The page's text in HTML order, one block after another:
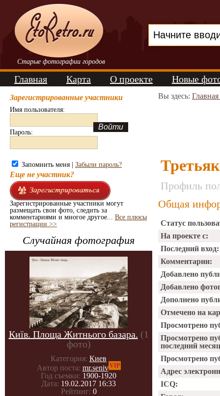
Старые фотографии городов
Главная Карта О проекте Новые
Зарегистрированные участники
Имя пользователя:
Пароль:
Запомнить меня | Забыли пароль?
Еще не участник?
Зарегистрированные участники могут
размещать свои фото, следить за
комментариями и многое другое... Все плюсы
регистрации >>
Случайная фотография
Київ. Площа Житнього базара. (1
фото)
Категория: Киев
Автор поста: mr.senivVIP
Год съемки: 1900-1920
Дата: 19.02.2017 16:33
Рейтинг: 0
Вы здесь:
Профиль
Общая
Статус
На проекте с:
Последний вход:
Комментарии:
Добавлено
Добавлено
Дополнено
Отмечено на
Просмотрено
Просмотрено
последний
Просмотрено
Адрес
ICQ: